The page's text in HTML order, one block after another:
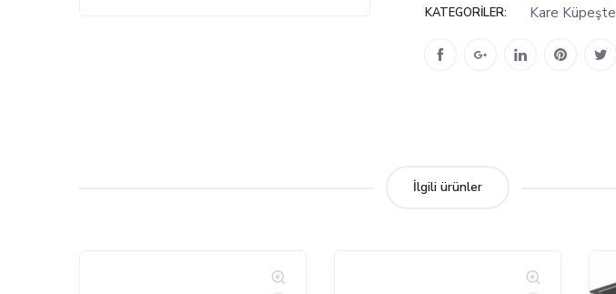
KATEGORILER: Kare Küpeşte
İlgili ürünler